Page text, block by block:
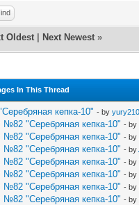
Oldest Next Newest »
In This Thread
кепка-10" - by
№82 "Серебряная кепка-10" - by
№82 "Серебряная кепка-10" - by
№82 "Серебряная кепка-10" - by
№82 "Серебряная кепка-10" - by
№82 "Серебряная кепка-10" - by
№82 "Серебряная кепка-10" - by
№82 "Серебряная кепка-10" - by